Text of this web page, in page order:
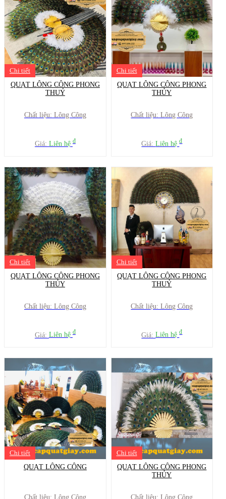
Chi tiết
QUẠT LÔNG CÔNG PHONG
THUỶ
Chất liệu: Lông Công
Giá: Liên hệ đ
Chi tiết
QUẠT LÔNG CÔNG PHONG
THỦY
Chất liệu: Lông Công
Giá:Liên hệđ
Chi tiết
QUẠT LÔNG CÔNG PHONG
THỦY
Chất liệu: Lông Công
Giá: Liên hệ đ
Chi tiết
QUẠT LÔNG CÔNG PHONG
THUỶ
Chất liệu: Lông Công
Giá:Liên hệđ
Chi tiết
QUẠT LÔNG CÔNG
Chất liệu: Lông Công
Chi tiết
QUẠT LÔNG CÔNG PHONG
THỦY
Chất liệu: Lông Công